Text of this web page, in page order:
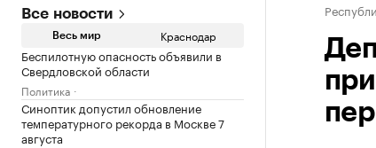
Все новости
Весь мир Краснодар
Беспилотную опасность объявили в
Свердловской области
Политика
Синоптик допустил обновление
температурного рекорда в Москве 7
августа